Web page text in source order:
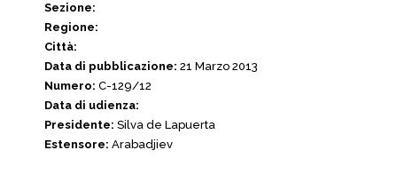
Sezione:
Regione:
Città:
Data di pubblicazione: 21 Marzo 2013
Numero: C-129/12
Data di udienza:
Presidente: Silva de Lapuerta
Estensore: Arabadjiev